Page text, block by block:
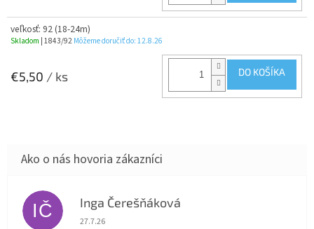
veľkosť: 92 (18-24m)
Skladom | 1843/92 Môžeme doručiť do: 12.8.26
€5,50 / ks DO KOŠÍKA
IČ Inga Čerešňáková
Hodnotenie obchodu je 5 z 5 hviezdičiek.
27.7.26